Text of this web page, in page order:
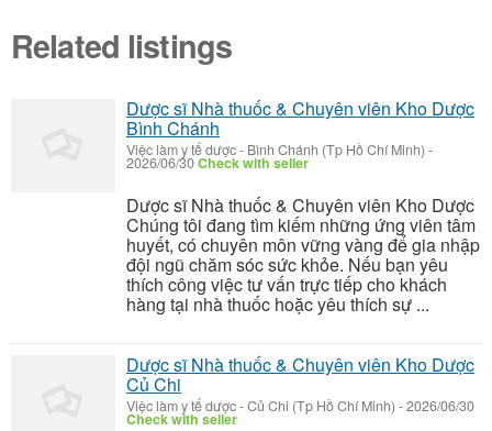
Related listings
Dược sĩ Nhà thuốc & Chuyên viên Kho Dược
Bình Chánh
Việc làm y tế dược- Bình Chánh (Tp Hồ Chí Minh) -
2026/06/30Check with seller
Dược sĩ Nhà thuốc & Chuyên viên Kho Dược
Chúng tôi đang tìm kiếm những ứng viên tâm
huyết, có chuyên môn vững vàng để gia nhập
đội ngũ chăm sóc sức khỏe. Nếu bạn yêu
thích công việc tư vấn trực tiếp cho khách
hàng tại nhà thuốc hoặc yêu thích sự ...
Dược sĩ Nhà thuốc & Chuyên viên Kho Dược
Củ Chi
Việc làm y tế dược-Củ Chi (Tp Hồ Chí Minh) -2026/06/30
Check with seller